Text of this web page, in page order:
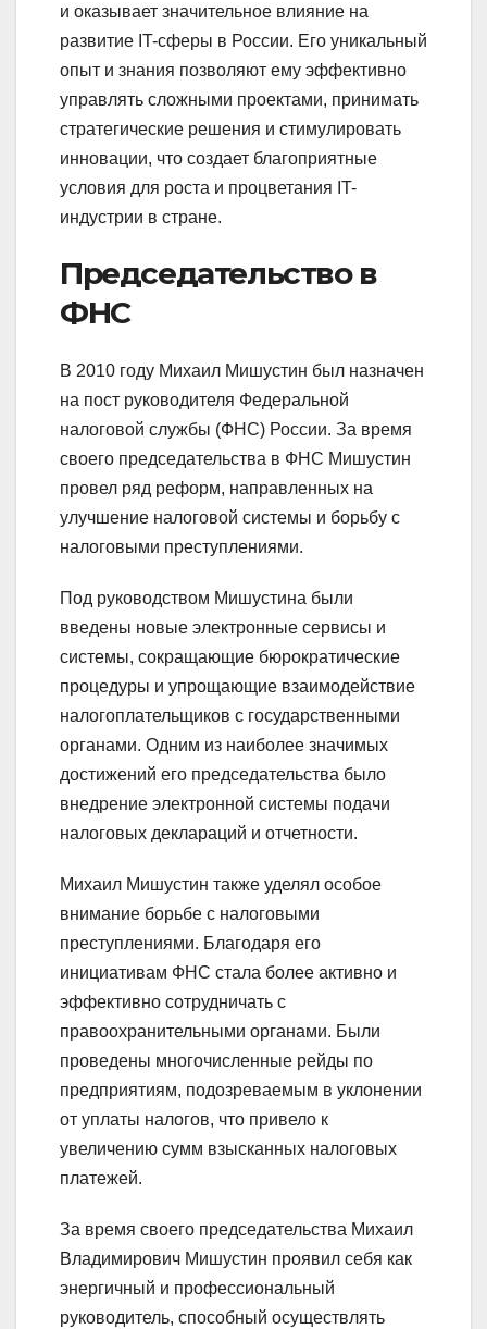
и оказывает значительное влияние на
развитие IT-сферы в России. Его уникальный
опыт и знания позволяют ему эффективно
управлять сложными проектами, принимать
стратегические решения и стимулировать
инновации, что создает благоприятные
условия для роста и процветания IT-
индустрии в стране.
Председательство в
ФНС
В 2010 году Михаил Мишустин был назначен
на пост руководителя Федеральной
налоговой службы (ФНС) России. За время
своего председательства в ФНС Мишустин
провел ряд реформ, направленных на
улучшение налоговой системы и борьбу с
налоговыми преступлениями.
Под руководством Мишустина были
введены новые электронные сервисы и
системы, сокращающие бюрократические
процедуры и упрощающие взаимодействие
налогоплательщиков с государственными
органами. Одним из наиболее значимых
достижений его председательства было
внедрение электронной системы подачи
налоговых деклараций и отчетности.
Михаил Мишустин также уделял особое
внимание борьбе с налоговыми
преступлениями. Благодаря его
инициативам ФНС стала более активно и
эффективно сотрудничать с
правоохранительными органами. Были
проведены многочисленные рейды по
предприятиям, подозреваемым в уклонении
от уплаты налогов, что привело к
увеличению сумм взысканных налоговых
платежей.
За время своего председательства Михаил
Владимирович Мишустин проявил себя как
энергичный и профессиональный
руководитель, способный осуществлять